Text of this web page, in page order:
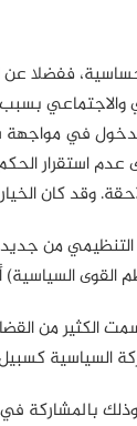
ففضلا عن
العنف السياسي
في
استقرار
كان الخيار
من
من
السياسية